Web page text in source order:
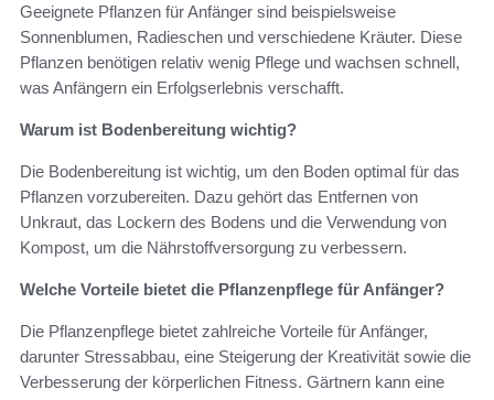
Geeignete Pflanzen für Anfänger sind beispielsweise
Sonnenblumen, Radieschen und verschiedene Kräuter. Diese
Pflanzen benötigen relativ wenig Pflege und wachsen schnell,
was Anfängern ein Erfolgserlebnis verschafft.
Warum ist Bodenbereitung wichtig?
Die Bodenbereitung ist wichtig, um den Boden optimal für das
Pflanzen vorzubereiten. Dazu gehört das Entfernen von
Unkraut, das Lockern des Bodens und die Verwendung von
Kompost, um die Nährstoffversorgung zu verbessern.
Welche Vorteile bietet die Pflanzenpflege für Anfänger?
Die Pflanzenpflege bietet zahlreiche Vorteile für Anfänger,
darunter Stressabbau, eine Steigerung der Kreativität sowie die
Verbesserung der körperlichen Fitness. Gärtnern kann eine